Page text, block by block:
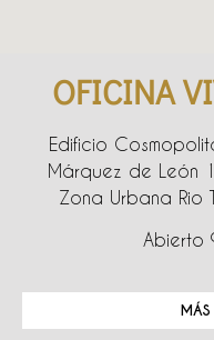
OFICINA
Edificio
Márquez de León
Zona Urbana Rio
Abierto